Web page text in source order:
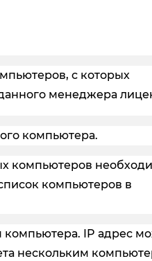
с которых
менеджера
компьютера.
компьютеров
компьютеров в
компьютера. IP адрес
нескольким